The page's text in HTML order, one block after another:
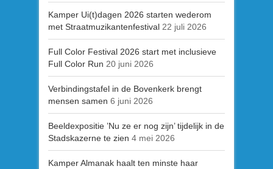
Kamper Ui(t)dagen 2026 starten wederom
met Straatmuzikantenfestival 22 juli 2026
Full Color Festival 2026 start met inclusieve
Full Color Run 20 juni 2026
Verbindingstafel in de Bovenkerk brengt
mensen samen 6 juni 2026
Beeldexpositie ’Nu ze er nog zijn’ tijdelijk in de
Stadskazerne te zien 4 mei 2026
Kamper Almanak haalt ten minste haar